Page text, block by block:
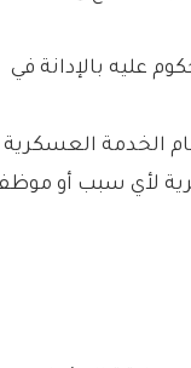
عليه بالإدانة في
الخدمة العسكرية
لأي سبب أو